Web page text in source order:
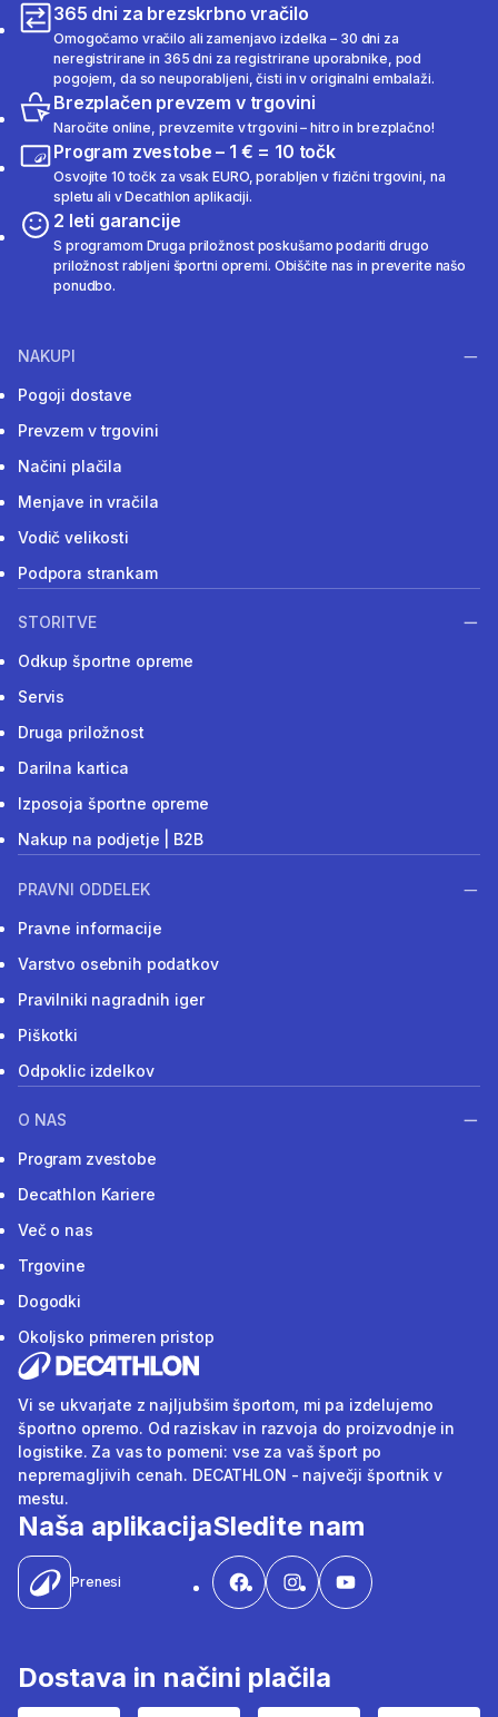
365 dni za brezskrbno vračilo
Omogočamo vračilo ali zamenjavo izdelka – 30 dni za
neregistrirane in 365 dni za registrirane uporabnike, pod
pogojem, da so neuporabljeni, čisti in v originalni embalaži.
Brezplačen prevzem v trgovini
Naročite online, prevzemite v trgovini – hitro in brezplačno!
Program zvestobe – 1 € = 10 točk
Osvojite 10 točk za vsak EURO, porabljen v fizični trgovini, na
spletu ali v Decathlon aplikaciji.
2 leti garancije
S programom Druga priložnost poskušamo podariti drugo
priložnost rabljeni športni opremi. Obiščite nas in preverite našo
ponudbo.
NAKUPI
Pogoji dostave
Prevzem v trgovini
Načini plačila
Menjave in vračila
Vodič velikosti
Podpora strankam
STORITVE
Odkup športne opreme
Servis
Druga priložnost
Darilna kartica
Izposoja športne opreme
Nakup na podjetje | B2B
PRAVNI ODDELEK
Pravne informacije
Varstvo osebnih podatkov
Pravilniki nagradnih iger
Piškotki
Odpoklic izdelkov
O NAS
Program zvestobe
Decathlon Kariere
Več o nas
Trgovine
Dogodki
Okoljsko primeren pristop
Vi se ukvarjate z najljubšim športom, mi pa izdelujemo
športno opremo. Od raziskav in razvoja do proizvodnje in
logistike. Za vas to pomeni: vse za vaš šport po
nepremagljivih cenah. DECATHLON - največji športnik v
mestu.
Naša aplikacija
Prenesi
Sledite nam
Dostava in načini plačila